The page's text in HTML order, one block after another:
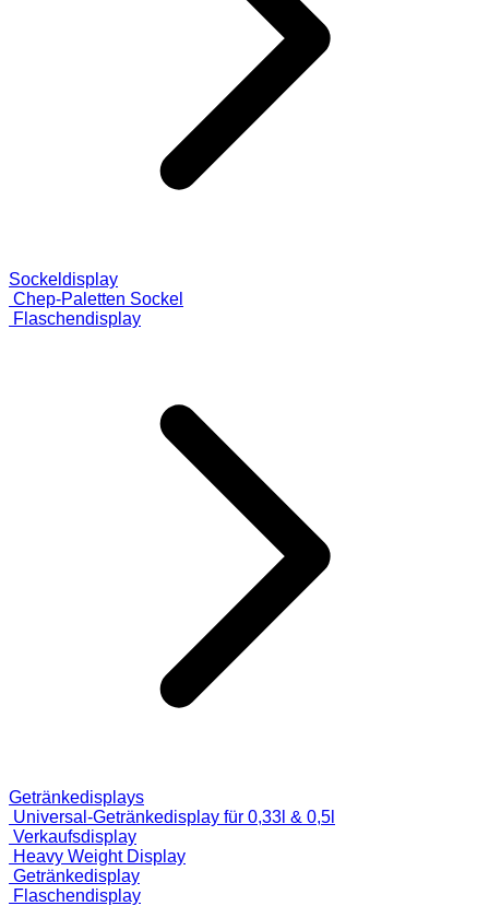
Sockeldisplay
Chep-Paletten Sockel
Flaschendisplay
Getränkedisplays
Universal-Getränkedisplay für 0,33l & 0,5l
Verkaufsdisplay
Heavy Weight Display
Getränkedisplay
Flaschendisplay